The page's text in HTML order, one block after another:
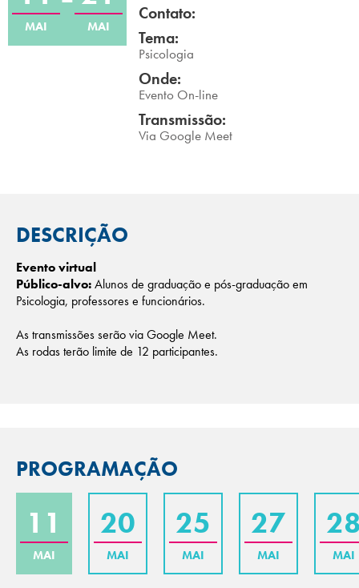
Campi/Unidades
Atendimento (21) 2574 8888
SOLICITE INFORMAÇÕES
MAI MAI
Contato:
Tema:
Psicologia
Onde:
Evento On-line
Transmissão:
Via Google Meet
DESCRIÇÃO
Evento virtual
Público-alvo:Alunos de graduação e pós-graduação em
Psicologia, professores e funcionários.
As transmissões serão via Google Meet.
As rodas terão limite de 12 participantes.
PROGRAMAÇÃO
11
MAI
20
MAI
25
MAI
27
MAI MAI